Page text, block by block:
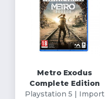
Metro Exodus
Complete Edition
Playstation 5 | Import